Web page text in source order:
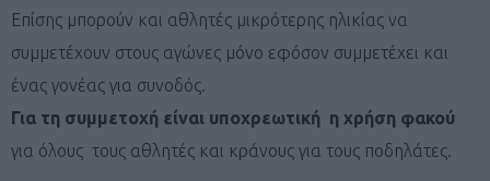
Επίσης μπορούν και αθλητές μικρότερης ηλικίας να
συμμετέχουν στους αγώνες μόνο εφόσον συμμετέχει και
ένας γονέας για συνοδός.
Για τη συμμετοχή είναι υποχρεωτική η χρήση φακού
για όλους τους αθλητές και κράνους για τους ποδηλάτες.